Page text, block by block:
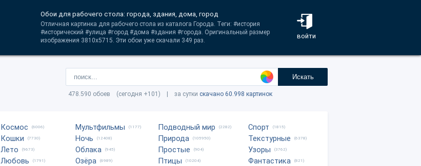
войти
Обои для рабочего стола: города, здания, дома, город
Отличная картинка для рабочего стола из каталога Города. Теги: #история
#исторический #улица #город #дома #здания #города. Оригинальный размер
изображения 3810x5715. Эти обои уже скачали 349 раз.
Искать
478.590 обоев (сегодня +101) | за сутки скачано 60.998 картинок
Космос (6006)
Кошки (7730)
Лето (9673)
Любовь (1791)
Мультфильмы (1177)
Ночь (12408)
Облака (945)
Озёра (6989)
Подводный мир (2282)
Природа (105950)
Простые (904)
Птицы (10204)
Спорт (1815)
Текстурные (6378)
Узоры (3762)
Фантастика (821)